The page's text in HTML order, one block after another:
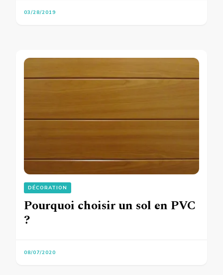
03/28/2019
DÉCORATION
Pourquoi choisir un sol en PVC
?
08/07/2020